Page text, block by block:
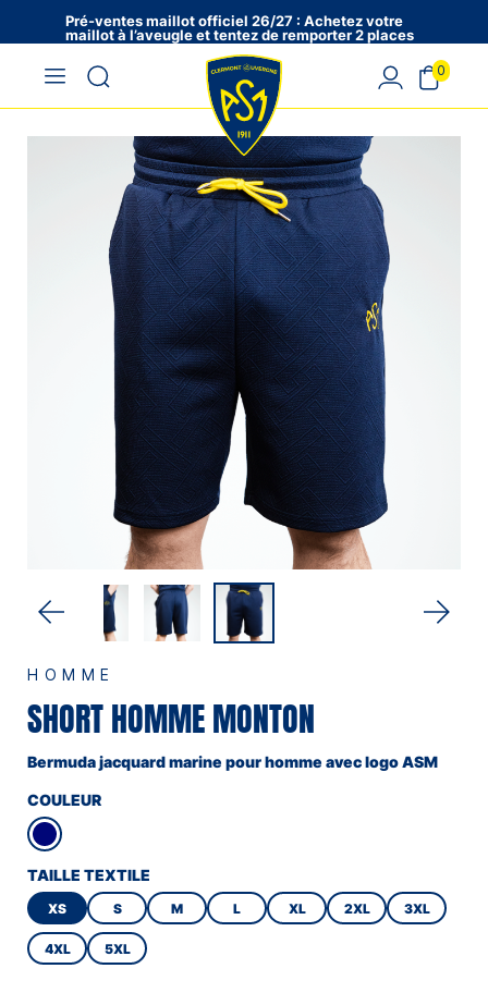
Pré-ventes maillot officiel 26/27 : Achetez votre
maillot à l’aveugle et tentez de remporter 2 places
en VIP !
HOMME
SHORT HOMME MONTON
Bermuda jacquard marine pour homme avec logo ASM
COULEUR
TAILLE TEXTILE
XS S M L XL 2XL 3XL
4XL 5XL
0